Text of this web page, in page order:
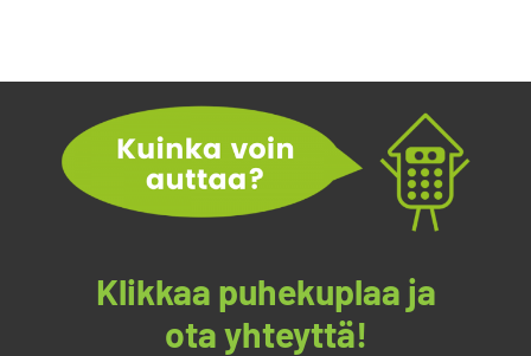
Klikkaa puhekuplaa ja
ota yhteyttä!